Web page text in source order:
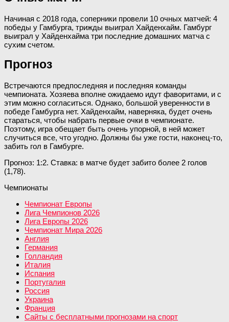
Начиная с 2018 года, соперники провели 10 очных матчей: 4
победы у Гамбурга, трижды выиграл Хайденхайм. Гамбург
выиграл у Хайденхайма три последние домашних матча с
сухим счетом.
Прогноз
Встречаются предпоследняя и последняя команды
чемпионата. Хозяева вполне ожидаемо идут фаворитами, и с
этим можно согласиться. Однако, большой уверенности в
победе Гамбурга нет. Хайденхайм, наверняка, будет очень
стараться, чтобы набрать первые очки в чемпионате.
Поэтому, игра обещает быть очень упорной, в ней может
случиться все, что угодно. Должны бы уже гости, наконец-то,
забить гол в Гамбурге.
Прогноз: 1:2. Ставка: в матче будет забито более 2 голов
(1,78).
Чемпионаты
Чемпионат Европы
Лига Чемпионов 2026
Лига Европы 2026
Чемпионат Мира 2026
Англия
Германия
Голландия
Италия
Испания
Португалия
Россия
Украина
Франция
Сайты с бесплатными прогнозами на спорт